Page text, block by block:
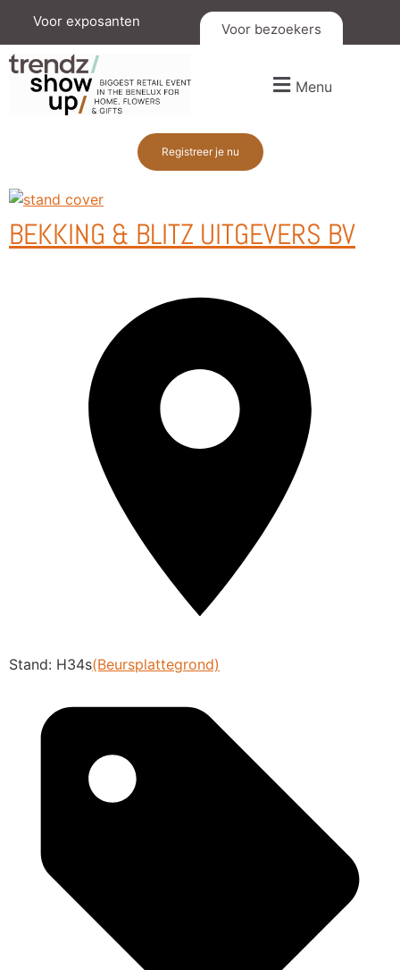
Voor exposanten Voor bezoekers
Menu
Registreer je nu
BEKKING & BLITZ UITGEVERS BV
Stand: H34s(Beursplattegrond)